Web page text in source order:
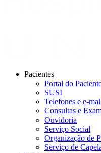
Pacientes
Portal do
SUSI
Telefones e e-
Consultas e
Ouvidoria
Serviço Social
Organização de
Serviço de